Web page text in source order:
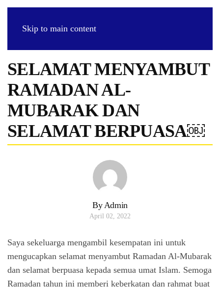
Skip to main content
SELAMAT MENYAMBUT
RAMADAN AL-
MUBARAK DAN
SELAMAT BERPUASA￼
By Admin
April 02, 2022
Saya sekeluarga mengambil kesempatan ini untuk
mengucapkan selamat menyambut Ramadan Al-Mubarak
dan selamat berpuasa kepada semua umat Islam. Semoga
Ramadan tahun ini memberi keberkatan dan rahmat buat